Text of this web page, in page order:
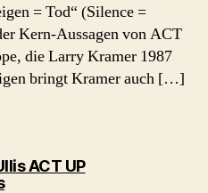
= Tod“ (Silence =
Kern-Aussagen von ACT
die Larry Kramer 1987
bringt Kramer auch […]
ACT UP
sagt: